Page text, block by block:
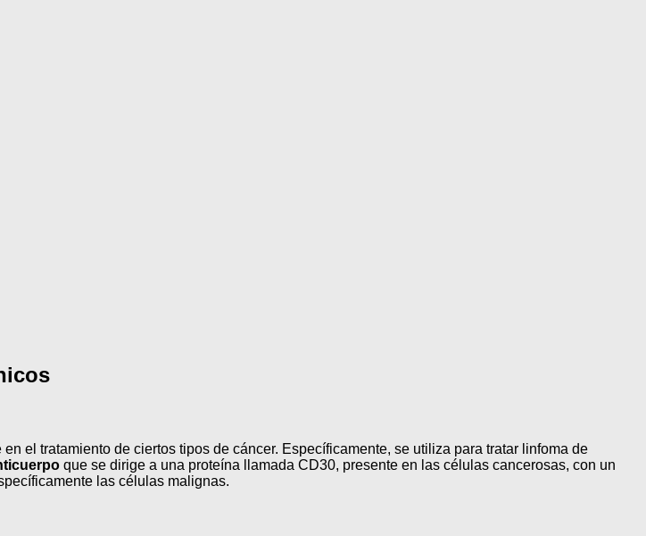
el tratamiento de ciertos tipos de cáncer. Específicamente, se utiliza para tratar linfoma de
que se dirige a una proteína llamada CD30, presente en las células cancerosas, con un
las células malignas.